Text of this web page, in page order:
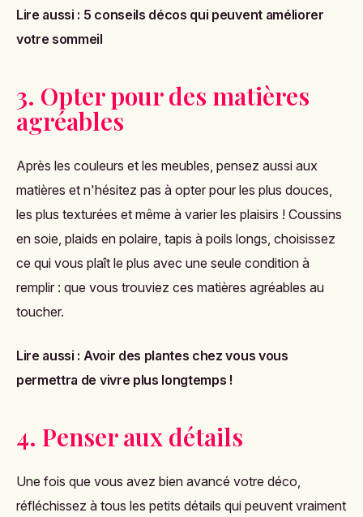
Lire aussi : 5 conseils décos qui peuvent améliorer
votre sommeil
3. Opter pour des matières
agréables
Après les couleurs et les meubles, pensez aussi aux
matières et n'hésitez pas à opter pour les plus douces,
les plus texturées et même à varier les plaisirs ! Coussins
en soie, plaids en polaire, tapis à poils longs, choisissez
ce qui vous plaît le plus avec une seule condition à
remplir : que vous trouviez ces matières agréables au
toucher.
Lire aussi : Avoir des plantes chez vous vous
permettra de vivre plus longtemps !
4. Penser aux détails
Une fois que vous avez bien avancé votre déco,
réfléchissez à tous les petits détails qui peuvent vraiment